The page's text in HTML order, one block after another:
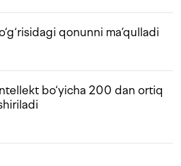
qonunni ma’qulladi
bo‘yicha 200 dan ortiq